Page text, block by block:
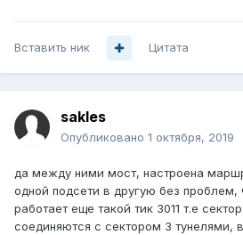
Вставить ник Цитата
sakles
Опубликовано 1 октября, 2019
да между ними мост, настроена
одной подсети в другую без проблем,
работает еще такой тик 3011 т.е
соединяются с сектором 3 тунелями,